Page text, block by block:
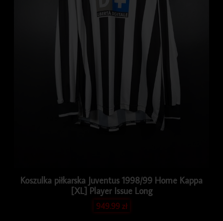
Koszulka piłkarska Juventus 1998/99 Home Kappa
[XL] Player Issue Long
949.99zł